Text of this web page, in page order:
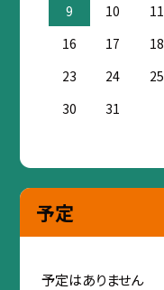
9
10 11
16
17 18
23
24 25
30
31
予定
予定はありません